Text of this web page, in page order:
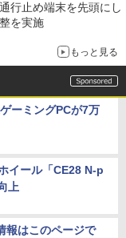
行止め端末を先頭にし
を実施
もっと見る
ーミングPCが7万
イール「CE28 N-p
上
報はこのページで